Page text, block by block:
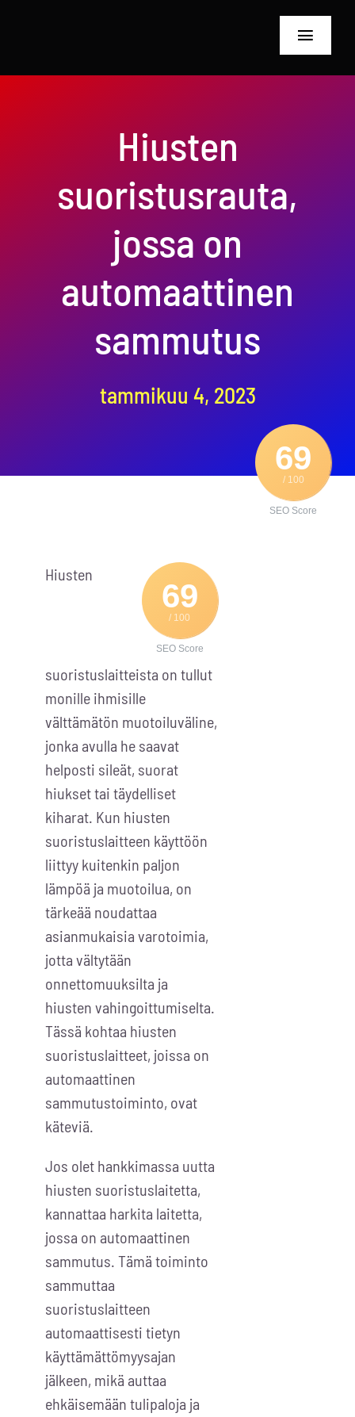
Toggle
Ota yhteyttä
Hiusten
suoristusrauta,
jossa on
automaattinen
sammutus
tammikuu 4, 2023
69
/ 100
SEO Score
69
/ 100
SEO Score
Hiusten
suoristuslaitteista on tullut
monille ihmisille
välttämätön muotoiluväline,
jonka avulla he saavat
helposti sileät, suorat
hiukset tai täydelliset
kiharat. Kun hiusten
suoristuslaitteen käyttöön
liittyy kuitenkin paljon
lämpöä ja muotoilua, on
tärkeää noudattaa
asianmukaisia varotoimia,
jotta vältytään
onnettomuuksilta ja
hiusten vahingoittumiselta.
Tässä kohtaa hiusten
suoristuslaitteet, joissa on
automaattinen
sammutustoiminto, ovat
käteviä.
Jos olet hankkimassa uutta
hiusten suoristuslaitetta,
kannattaa harkita laitetta,
jossa on automaattinen
sammutus. Tämä toiminto
sammuttaa
suoristuslaitteen
automaattisesti tietyn
käyttämättömyysajan
jälkeen, mikä auttaa
ehkäisemään tulipaloja ja